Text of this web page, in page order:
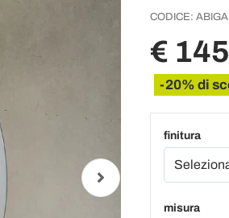
CODICE:
€
-20% di
finitura
misura